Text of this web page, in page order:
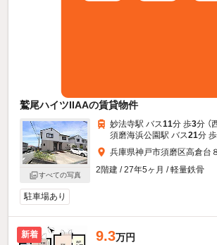
鷲尾ハイツIIAAの賃貸物件
すべての写真
妙法寺駅 バス11分 歩3分 （
須磨海浜公園駅 バス21分 歩
兵庫県神戸市須磨区高倉台
2階建 / 27年5ヶ月 / 軽量鉄骨
駐車場あり
新着 9.3万円